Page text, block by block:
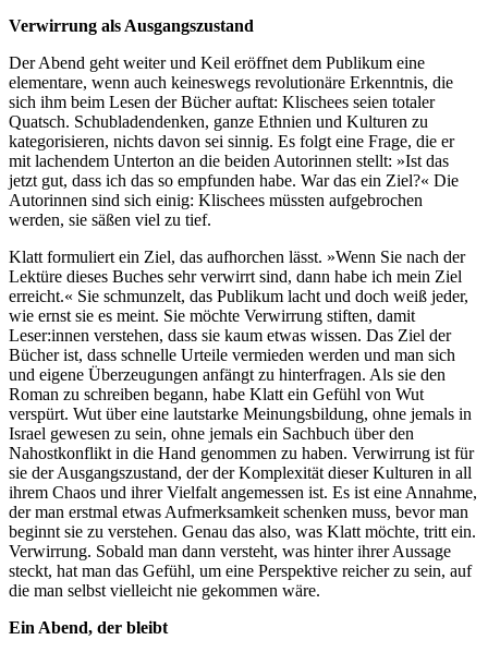
Verwirrung als Ausgangszustand
Der Abend geht weiter und Keil eröffnet dem Publikum eine
elementare, wenn auch keineswegs revolutionäre Erkenntnis, die
sich ihm beim Lesen der Bücher auftat: Klischees seien totaler
Quatsch. Schubladendenken, ganze Ethnien und Kulturen zu
kategorisieren, nichts davon sei sinnig. Es folgt eine Frage, die er
mit lachendem Unterton an die beiden Autorinnen stellt: »Ist das
jetzt gut, dass ich das so empfunden habe. War das ein Ziel?« Die
Autorinnen sind sich einig: Klischees müssten aufgebrochen
werden, sie säßen viel zu tief.
Klatt formuliert ein Ziel, das aufhorchen lässt. »Wenn Sie nach der
Lektüre dieses Buches sehr verwirrt sind, dann habe ich mein Ziel
erreicht.« Sie schmunzelt, das Publikum lacht und doch weiß jeder,
wie ernst sie es meint. Sie möchte Verwirrung stiften, damit
Leser:innen verstehen, dass sie kaum etwas wissen. Das Ziel der
Bücher ist, dass schnelle Urteile vermieden werden und man sich
und eigene Überzeugungen anfängt zu hinterfragen. Als sie den
Roman zu schreiben begann, habe Klatt ein Gefühl von Wut
verspürt. Wut über eine lautstarke Meinungsbildung, ohne jemals in
Israel gewesen zu sein, ohne jemals ein Sachbuch über den
Nahostkonflikt in die Hand genommen zu haben. Verwirrung ist für
sie der Ausgangszustand, der der Komplexität dieser Kulturen in all
ihrem Chaos und ihrer Vielfalt angemessen ist. Es ist eine Annahme,
der man erstmal etwas Aufmerksamkeit schenken muss, bevor man
beginnt sie zu verstehen. Genau das also, was Klatt möchte, tritt ein.
Verwirrung. Sobald man dann versteht, was hinter ihrer Aussage
steckt, hat man das Gefühl, um eine Perspektive reicher zu sein, auf
die man selbst vielleicht nie gekommen wäre.
Ein Abend, der bleibt